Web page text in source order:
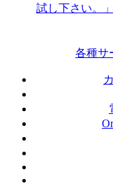
試し下さい。
各種サ